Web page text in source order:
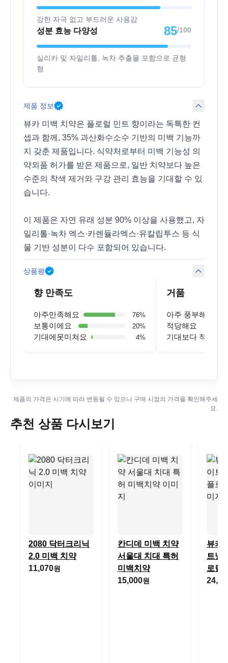
강한 자극 없고 부드러운 사용감
성분 효능 다양성 85/100
실리카 및 자일리톨, 녹차 추출물 포함으로 균형
형
제품 정보
뷰카 미백 치약은 플로럴 민트 향이라는 독특한 컨
셉과 함께, 35% 과산화수소수 기반의 미백 기능까
지 갖춘 제품입니다. 식약처로부터 미백 기능성 의
약외품 허가를 받은 제품으로, 일반 치약보다 높은
수준의 착색 제거와 구강 관리 효능을 기대할 수 있
습니다.
이 제품은 자연 유래 성분 90% 이상을 사용했고, 자
일리톨·녹차 엑스·카렌듈라엑스·유칼립투스 등 식
물 기반 성분이 다수 포함되어 있습니다.
상품평
향 만족도
아주만족해요 76%
보통이에요 20%
기대에못미쳐요 4%
거품
아주 풍부해요
적당해요
기대보다 적어요
제품의 가격은 시기에 따라 변동될 수 있으니 구매 시점의 가격을 확인해주세
요.
추천 상품 다시보기
2080 닥터크리닉
2.0 미백 치약
11,070원
칸디데 미백 치약
서울대 치대 특허
미백치약
15,000원
뷰카
트닝
로럴